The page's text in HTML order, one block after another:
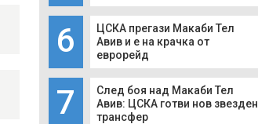
6
ЦСКА прегази Макаби Тел
Авив и е на крачка от
еврорейд
7
След боя над Макаби Тел
Авив: ЦСКА готви нов звезден
трансфер